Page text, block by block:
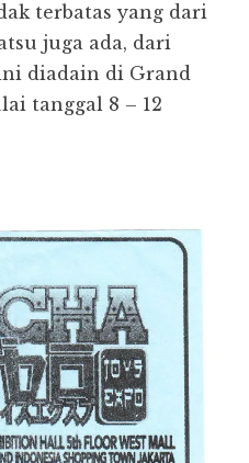
terbatas yang dari
juga ada, dari
diadain di Grand
tanggal 8 – 12